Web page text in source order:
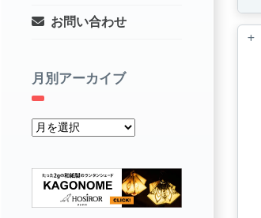
お問い合わせ
月別アーカイブ